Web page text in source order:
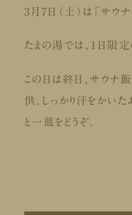
3月7日（土）は「サウナ
たまの湯では、1日限定
この日は終日、サウナ
供。しっかり汗をかい
と一皿をどうぞ。